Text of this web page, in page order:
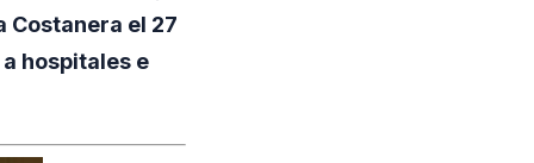
Costanera el 27
hospitales e